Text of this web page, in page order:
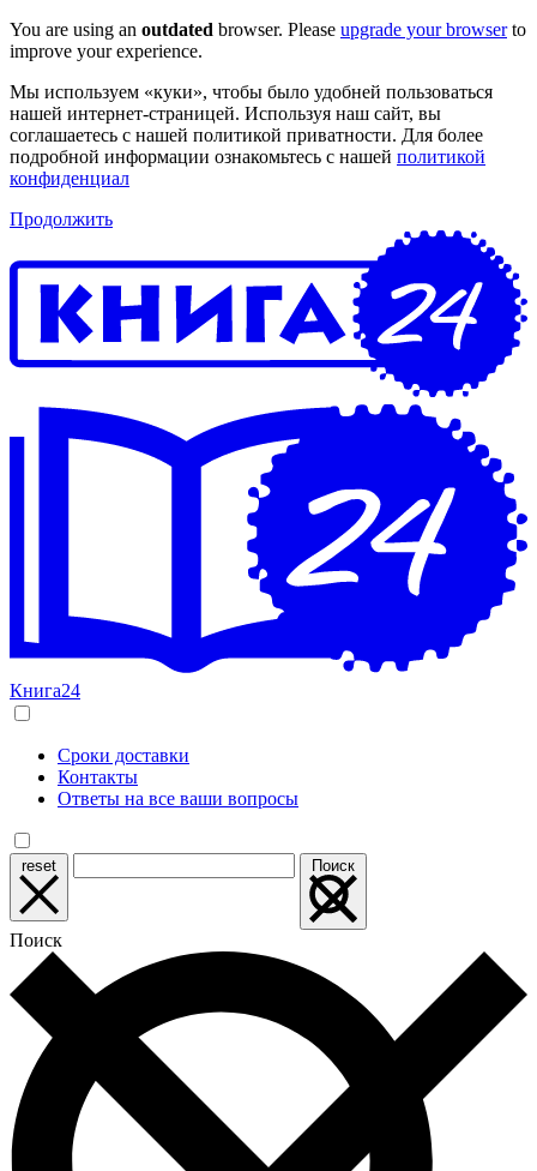
You are using an outdated browser. Please upgrade your browserto
improve your experience.
Мы используем «куки», чтобы было удобней пользоваться
нашей интернет-страницей. Используя наш сайт, вы
соглашаетесь с нашей политикой приватности. Для более
подробной информации ознакомьтесь с нашей политикой
конфиденциал
Продолжить
Книга24
Сроки доставки
Контакты
Ответы на все ваши вопросы
reset Поиск
Поиск